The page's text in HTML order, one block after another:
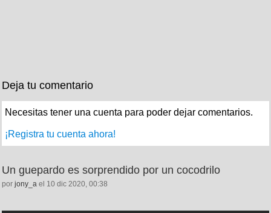
Deja tu comentario
Necesitas tener una cuenta para poder dejar comentarios.
¡Registra tu cuenta ahora!
Un guepardo es sorprendido por un cocodrilo
por jony_a el 10 dic 2020, 00:38